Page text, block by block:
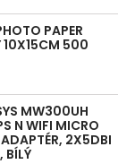
PAPER
10X15CM 500
MW300UH
N WIFI MICRO
2X5DBI
BÍLÝ